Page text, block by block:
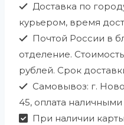
Доставка по
курьером, время
Почтой России в
отделение.
рублей. Срок
Самовывоз: г.
45, оплата
При наличии